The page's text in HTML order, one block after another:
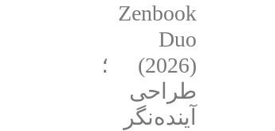
Zenbook
Duo
(2026) ؛
طراحی
آینده‌نگر